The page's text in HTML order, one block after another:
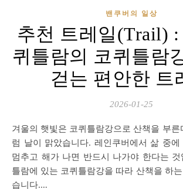
밴쿠버의 일상
추천 트레일(Trail) :
퀴틀람의 코퀴틀람
걷는 편안한 트
2026-01-25
겨울의 햇빛은 코퀴틀람강으로 산책을 부른다! 지난 주말 모처
럼 날이 맑았습니다. 레인쿠버에서 삶 중
멈추고 해가 나면 반드시 나가야 한다는
틀람에 있는 코퀴틀람강을 따라 산책을 하
습니다.…